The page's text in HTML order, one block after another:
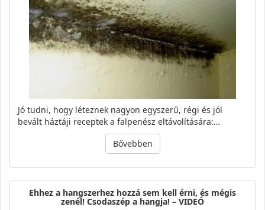
Jó tudni, hogy léteznek nagyon egyszerű, régi és jól
bevált háztáji receptek a falpenész eltávolítására:…
Bővebben
Ehhez a hangszerhez hozzá sem kell érni, és mégis
zenél! Csodaszép a hangja! – VIDEÓ